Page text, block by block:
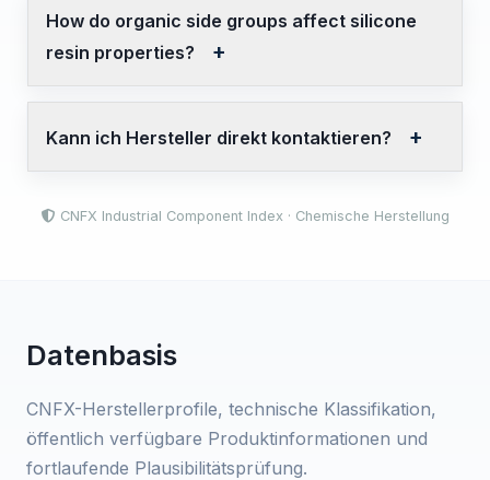
How do organic side groups affect silicone
resin properties?
Kann ich Hersteller direkt kontaktieren?
CNFX Industrial Component Index · Chemische Herstellung
Datenbasis
CNFX-Herstellerprofile, technische Klassifikation,
öffentlich verfügbare Produktinformationen und
fortlaufende Plausibilitätsprüfung.